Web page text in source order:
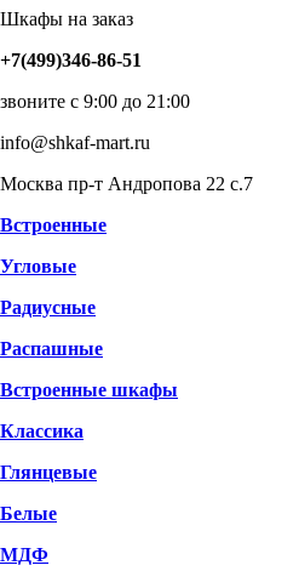
Шкафы на заказ
+7(499)346-86-51
звоните с 9:00 до 21:00
info@shkaf-mart.ru
Москва пр-т Андропова 22 с.7
Встроенные
Угловые
Радиусные
Распашные
Встроенные шкафы
Классика
Глянцевые
Белые
МДФ